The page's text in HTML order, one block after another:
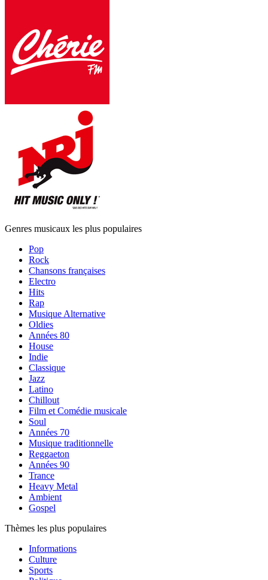
Genres musicaux les plus populaires
Pop
Rock
Chansons françaises
Electro
Hits
Rap
Musique Alternative
Oldies
Années 80
House
Indie
Classique
Jazz
Latino
Chillout
Film et Comédie musicale
Soul
Années 70
Musique traditionnelle
Reggaeton
Années 90
Trance
Heavy Metal
Ambient
Gospel
Thèmes les plus populaires
Informations
Culture
Sports